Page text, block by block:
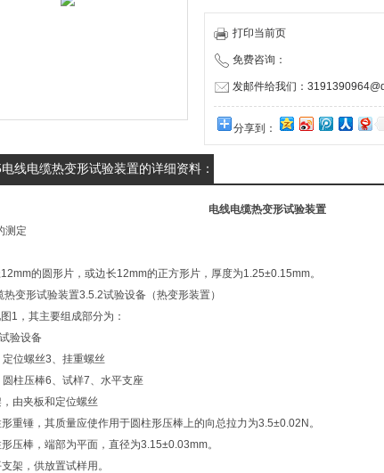
的空气搅拌装置，1h后，将试样放在
再恒温1h。从烘箱中取出整个试验设
打印当前页
免费咨询：
发邮件给我们：
分享到：
线电缆热变形试验装置的详细资料：
电线电缆热变形试验装置
测定
的圆形片，或边长12mm的正方形片，厚度为1.25±0.15mm。
3.5.2试验设备（热变形装置）
1，其主要组成部分为：
验设备
位螺丝3、挂重螺丝
柱压棒6、试样7、水平支座
由夹板和定位螺丝
重锤，其质量应使作用于圆柱形压棒上的向总拉力为3.5±0.02N。
压棒，端部为平面，直径为3.15±0.03mm。
架，供放置试样用。